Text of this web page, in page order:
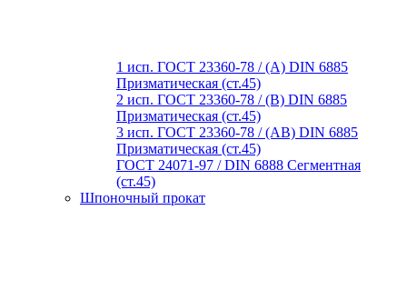
1 исп. ГОСТ 23360-78 / (A) DIN 6885
Призматическая (ст.45)
2 исп. ГОСТ 23360-78 / (B) DIN 6885
Призматическая (ст.45)
3 исп. ГОСТ 23360-78 / (AB) DIN 6885
Призматическая (ст.45)
ГОСТ 24071-97 / DIN 6888 Сегментная
(ст.45)
Шпоночный прокат